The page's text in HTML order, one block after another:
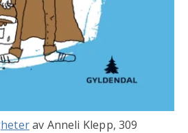
av Anneli Klepp, 309